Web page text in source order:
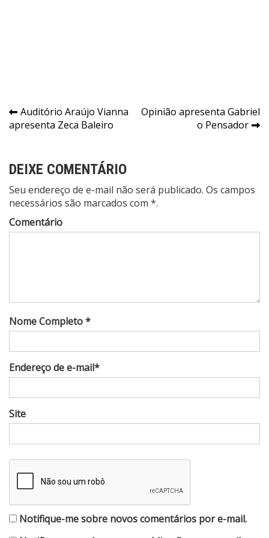
Navegação
de
Auditório Araújo Vianna
apresenta Zeca Baleiro
Opinião apresenta Gabriel
o Pensador
DEIXE COMENTÁRIO
Seu endereço de e-mail não será publicado. Os campos
necessários são marcados com *.
Comentário
Nome Completo *
Endereço de e-mail*
Site
Notifique-me sobre novos comentários por e-mail.